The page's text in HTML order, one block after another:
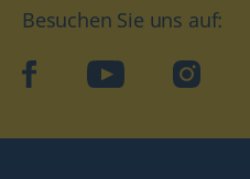
Besuchen Sie uns auf:
facebookYouTube